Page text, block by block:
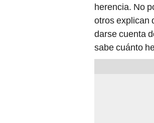
herencia. No
otros explican
darse cuenta
sabe cuánto